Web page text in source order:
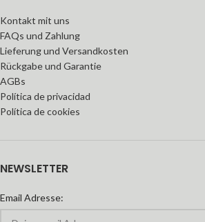
Kontakt mit uns
FAQs und Zahlung
Lieferung und Versandkosten
Rückgabe und Garantie
AGBs
Política de privacidad
Política de cookies
NEWSLETTER
Email Adresse: